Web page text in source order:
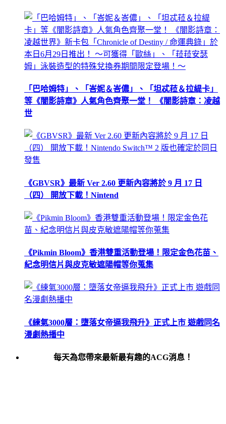
「巴哈姆特」、「峇妮＆峇儂」、「坦忒菈＆拉緹卡」
等《闇影詩章》人氣角色齊聚一堂！ 《闇影詩章：凌越
世
《GBVSR》最新 Ver 2.60 更新內容將於 9 月 17 日
（四） 開放下載！Nintend
《Pikmin Bloom》香港雙重活動登場！限定金色花苗、
紀念明信片與皮克敏遮陽帽等你蒐集
《練氣3000層：墮落女帝逼我飛升》正式上市 遊戲同名
漫劇熱播中
每天為您帶來最新最有趣的ACG消息！